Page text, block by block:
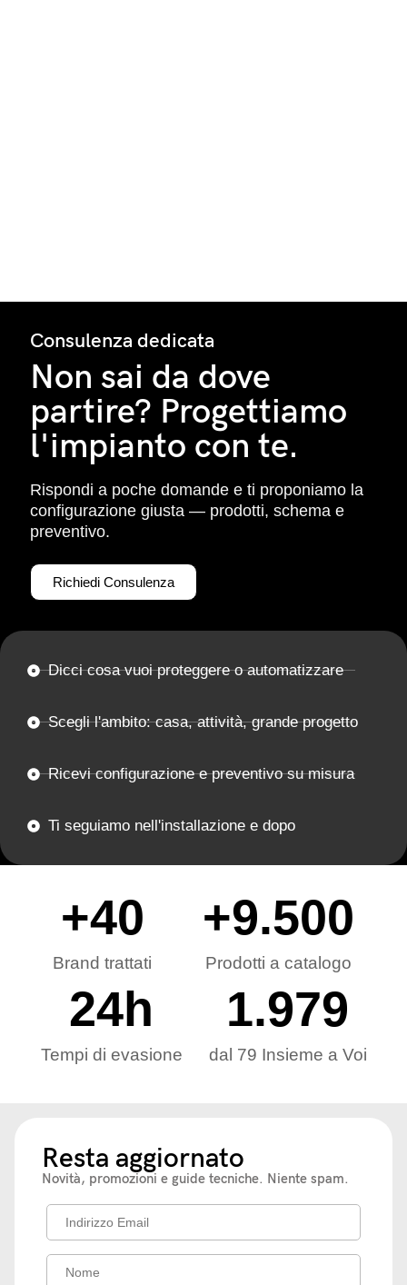
Consulenza dedicata
Non sai da dove
partire? Progettiamo
l'impianto con te.
Rispondi a poche domande e ti proponiamo la
configurazione giusta — prodotti, schema e
preventivo.
Richiedi Consulenza
Dicci cosa vuoi proteggere o automatizzare
Scegli l'ambito: casa, attività, grande progetto
Ricevi configurazione e preventivo su misura
Ti seguiamo nell'installazione e dopo
Brand trattati
+40
Prodotti a catalogo
+9.500
Tempi di evasione
24h
dal 79 Insieme a Voi
1.979
Resta aggiornato
Novità, promozioni e guide tecniche. Niente spam.